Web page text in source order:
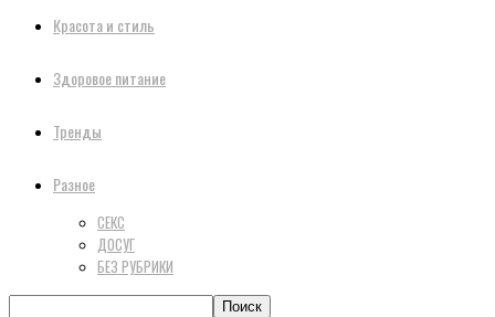
Красота и стиль
Здоровое питание
Тренды
Разное
СЕКС
ДОСУГ
БЕЗ РУБРИКИ